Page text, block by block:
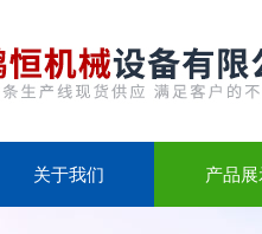
关于我们 产品